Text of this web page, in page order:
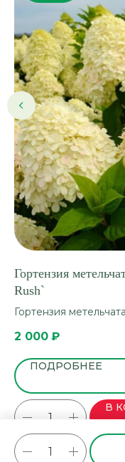
Гортензия
Rush`
Гортензия
2 000 ₽
ПОДРОБНЕЕ
В